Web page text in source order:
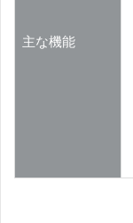
主な機能